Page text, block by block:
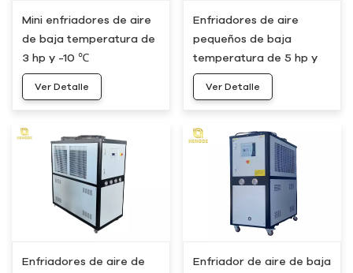
Mini enfriadores de aire
de baja temperatura de
3 hp y -10 ℃
Ver Detalle
Enfriadores de aire
pequeños de baja
temperatura de 5 hp y
-10 ℃
Ver Detalle
Enfriadores de aire de
Enfriador de aire de baja